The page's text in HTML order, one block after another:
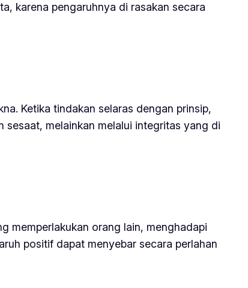
karena pengaruhnya di rasakan secara
Ketika tindakan selaras dengan prinsip,
sesaat, melainkan melalui integritas yang di
memperlakukan orang lain, menghadapi
positif dapat menyebar secara perlahan